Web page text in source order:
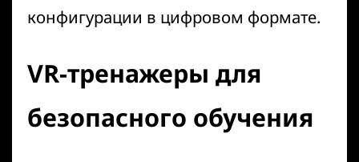
конфигурации в цифровом формате.
VR-тренажеры для
безопасного обучения